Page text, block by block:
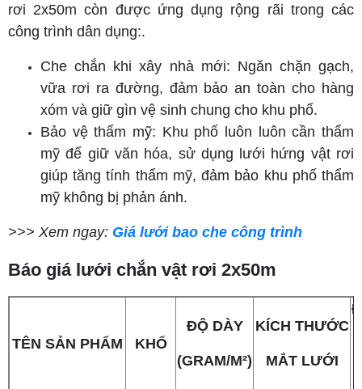
rơi 2x50m còn được ứng dụng rộng rãi trong các
công trình dân dụng:.
Che chắn khi xây nhà mới: Ngăn chặn gạch,
vữa rơi ra đường, đảm bảo an toàn cho hàng
xóm và giữ gìn vệ sinh chung cho khu phố.
Bảo vệ thẩm mỹ: Khu phố luôn luôn cần thẩm
mỹ để giữ văn hóa, sử dụng lưới hứng vật rơi
giúp tăng tính thẩm mỹ, đảm bảo khu phố thẩm
mỹ không bị phản ánh.
>>> Xem ngay: Giá lưới bao che công trình
Báo giá lưới chắn vật rơi 2x50m
TÊN SẢN PHẨM KHỔ
ĐỘ DÀY
(GRAM/M²)
KÍCH THƯỚC
MẮT LƯỚI